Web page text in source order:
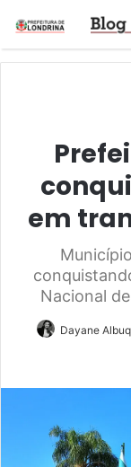
em
Nacional
Dayane